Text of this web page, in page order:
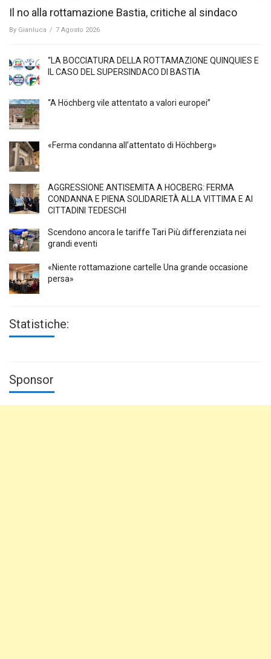
Il no alla rottamazione Bastia, critiche al sindaco
By Gianluca / 7 Agosto 2026
“LA BOCCIATURA DELLA ROTTAMAZIONE QUINQUIES E
IL CASO DEL SUPERSINDACO DI BASTIA
“A Höchberg vile attentato a valori europei”
«Ferma condanna all’attentato di Höchberg»
AGGRESSIONE ANTISEMITA A HÖCBERG: FERMA
CONDANNA E PIENA SOLIDARIETÀ ALLA VITTIMA E AI
CITTADINI TEDESCHI
Scendono ancora le tariffe Tari Più differenziata nei
grandi eventi
«Niente rottamazione cartelle Una grande occasione
persa»
Statistiche:
Sponsor